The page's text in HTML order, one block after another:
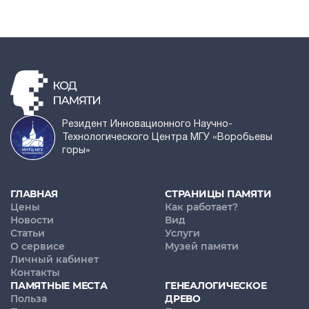
Резидент Инновационного Научно-
Технологического Центра МГУ «Воробьевы
горы»
ГЛАВНАЯ
Цены
Новости
Статьи
О сервисе
Личный кабинет
Контакты
СТРАНИЦЫ ПАМЯТИ
Как работает?
Вид
Услуги
Музей памяти
ПАМЯТНЫЕ МЕСТА
Польза
ГЕНЕАЛОГИЧЕСКОЕ
ДРЕВО